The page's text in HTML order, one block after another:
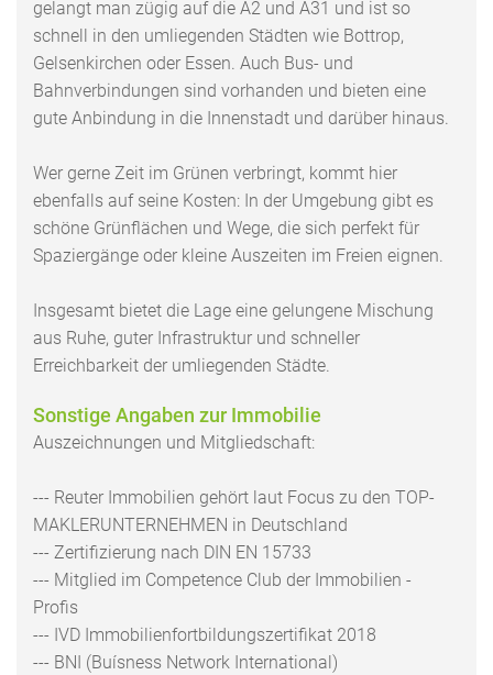
gelangt man zügig auf die A2 und A31 und ist so
schnell in den umliegenden Städten wie Bottrop,
Gelsenkirchen oder Essen. Auch Bus- und
Bahnverbindungen sind vorhanden und bieten eine
gute Anbindung in die Innenstadt und darüber hinaus.
Wer gerne Zeit im Grünen verbringt, kommt hier
ebenfalls auf seine Kosten: In der Umgebung gibt es
schöne Grünflächen und Wege, die sich perfekt für
Spaziergänge oder kleine Auszeiten im Freien eignen.
Insgesamt bietet die Lage eine gelungene Mischung
aus Ruhe, guter Infrastruktur und schneller
Erreichbarkeit der umliegenden Städte.
Sonstige Angaben zur Immobilie
Auszeichnungen und Mitgliedschaft:
--- Reuter Immobilien gehört laut Focus zu den TOP-
MAKLERUNTERNEHMEN in Deutschland
--- Zertifizierung nach DIN EN 15733
--- Mitglied im Competence Club der Immobilien -
Profis
--- IVD Immobilienfortbildungszertifikat 2018
--- BNI (Buísness Network International)